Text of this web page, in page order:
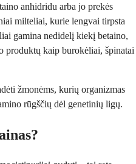
anhidridu arba jo prekės
milteliai, kurie lengvai tirpsta
gamina nedidelį kiekį betaino,
produktų kaip burokėliai, špinatai
žmonėms, kurių organizmas
rūgščių dėl genetinių ligų.